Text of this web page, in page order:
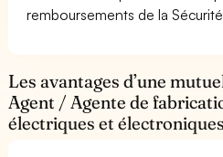
remboursements de la
Les avantages d’une
Agent / Agente de
électriques et électroniques